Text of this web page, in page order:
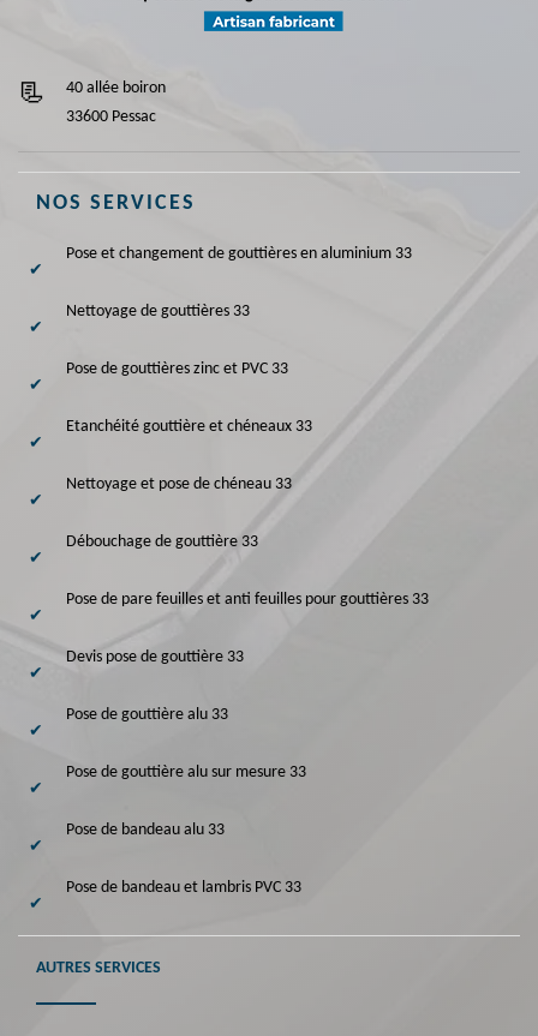
40 allée boiron
33600 Pessac
NOS SERVICES
Pose et changement de gouttières en aluminium 33
Nettoyage de gouttières 33
Pose de gouttières zinc et PVC 33
Etanchéité gouttière et chéneaux 33
Nettoyage et pose de chéneau 33
Débouchage de gouttière 33
Pose de pare feuilles et anti feuilles pour gouttières 33
Devis pose de gouttière 33
Pose de gouttière alu 33
Pose de gouttière alu sur mesure 33
Pose de bandeau alu 33
Pose de bandeau et lambris PVC 33
AUTRES SERVICES